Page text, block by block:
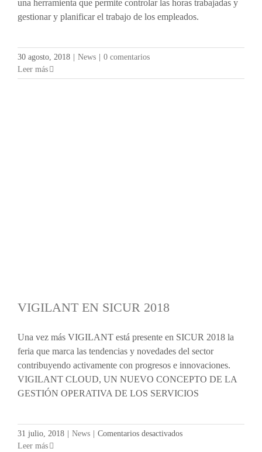
una herramienta que permite controlar las horas trabajadas y
gestionar y planificar el trabajo de los empleados.
30 agosto, 2018 News
0 comentarios
Leer más
VIGILANT EN SICUR 2018
Una vez más VIGILANT está presente en SICUR 2018 la
feria que marca las tendencias y novedades del sector
contribuyendo activamente con progresos e innovaciones.
VIGILANT CLOUD, UN NUEVO CONCEPTO DE LA
GESTIÓN OPERATIVA DE LOS SERVICIOS
31 julio, 2018 News Comentarios desactivadosen
Leer más